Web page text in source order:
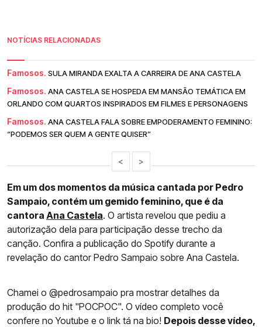
NOTÍCIAS RELACIONADAS
Famosos. SULA MIRANDA EXALTA A CARREIRA DE ANA CASTELA
Famosos. ANA CASTELA SE HOSPEDA EM MANSÃO TEMÁTICA EM
ORLANDO COM QUARTOS INSPIRADOS EM FILMES E PERSONAGENS
Famosos. ANA CASTELA FALA SOBRE EMPODERAMENTO FEMININO:
“PODEMOS SER QUEM A GENTE QUISER”
< >
Em um dos momentos da música cantada por Pedro
Sampaio, contém um gemido feminino, que é da
cantora Ana Castela. O artista revelou que pediu a
autorização dela para participação desse trecho da
canção. Confira a publicação do Spotify durante a
revelação do cantor Pedro Sampaio sobre Ana Castela.
Chamei o @pedrosampaio pra mostrar detalhes da
produção do hit "POCPOC". O vídeo completo você
confere no Youtube e o link tá na bio! Depois desse vídeo,